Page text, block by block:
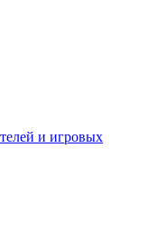
и игровых